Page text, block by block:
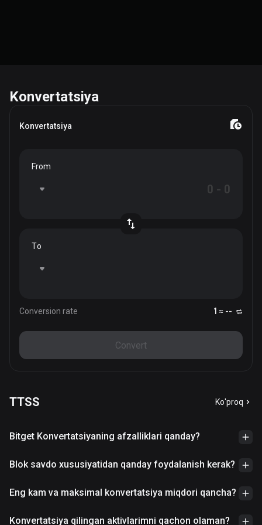
Konvertatsiya
Konvertatsiya
From
To
Conversion rate 1 ≈ --
Convert
TTSS Ko'proq
Bitget Konvertatsiyaning afzalliklari qanday?
Blok savdo xususiyatidan qanday foydalanish kerak?
Eng kam va maksimal konvertatsiya miqdori qancha?
Konvertatsiya qilingan aktivlarimni qachon olaman?